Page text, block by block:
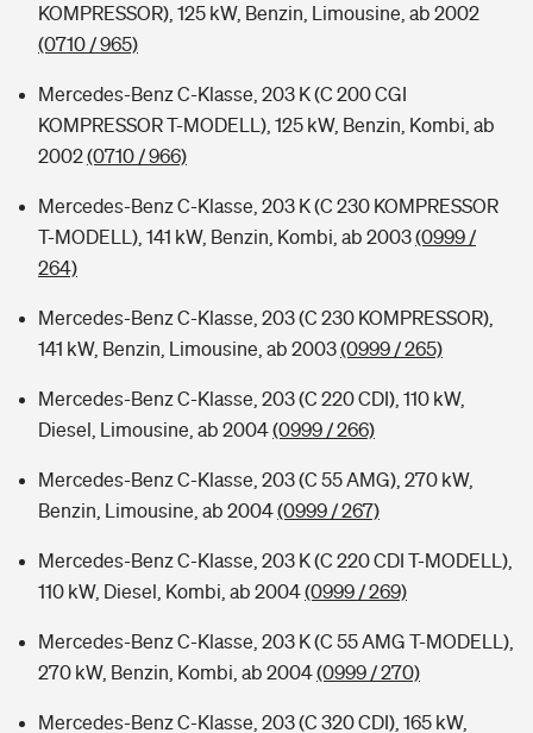
KOMPRESSOR), 125 kW, Benzin, Limousine, ab 2002
(0710 / 965)
Mercedes-Benz C-Klasse, 203 K (C 200 CGI
KOMPRESSOR T-MODELL), 125 kW, Benzin, Kombi, ab
2002(0710 / 966)
Mercedes-Benz C-Klasse, 203 K (C 230 KOMPRESSOR
T-MODELL), 141 kW, Benzin, Kombi, ab 2003(0999 /
264)
Mercedes-Benz C-Klasse, 203 (C 230 KOMPRESSOR),
141 kW, Benzin, Limousine, ab 2003(0999 / 265)
Mercedes-Benz C-Klasse, 203 (C 220 CDI), 110 kW,
Diesel, Limousine, ab 2004(0999 / 266)
Mercedes-Benz C-Klasse, 203 (C 55 AMG), 270 kW,
Benzin, Limousine, ab 2004(0999 / 267)
Mercedes-Benz C-Klasse, 203 K (C 220 CDI T-MODELL),
110 kW, Diesel, Kombi, ab 2004(0999 / 269)
Mercedes-Benz C-Klasse, 203 K (C 55 AMG T-MODELL),
270 kW, Benzin, Kombi, ab 2004(0999 / 270)
Mercedes-Benz C-Klasse, 203 (C 320 CDI), 165 kW,